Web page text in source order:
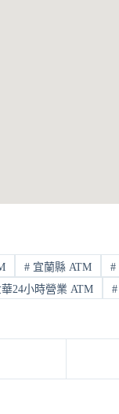
#宜蘭縣 ATM #
24小時營業 ATM #